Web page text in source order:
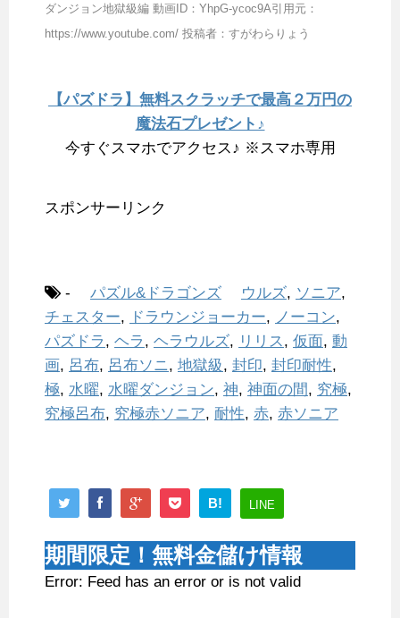
ダンジョン地獄級編 動画ID：YhpG-ycoc9A引用元：
https://www.youtube.com/ 投稿者：すがわらりょう
【パズドラ】無料スクラッチで最高２万円の
魔法石プレゼント♪
今すぐスマホでアクセス♪ ※スマホ専用
スポンサーリンク
- パズル&ドラゴンズ ウルズ, ソニア,
チェスター, ドラウンジョーカー, ノーコン,
パズドラ , ヘラ , ヘラウルズ, リリス, 仮面, 動
画, 呂布, 呂布ソニ, 地獄級, 封印, 封印耐性,
極, 水曜, 水曜ダンジョン, 神, 神面の間, 究極,
究極呂布, 究極赤ソニア, 耐性, 赤, 赤ソニア
B! LINE
期間限定！無料金儲け情報
Error: Feed has an error or is not valid